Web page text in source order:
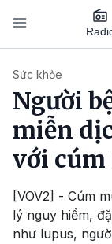
Nhảy đến nội dung
Sức khỏe
Người
miễn
với cúm
[VOV2] - Cúm
lý nguy hiểm,
như lupus,